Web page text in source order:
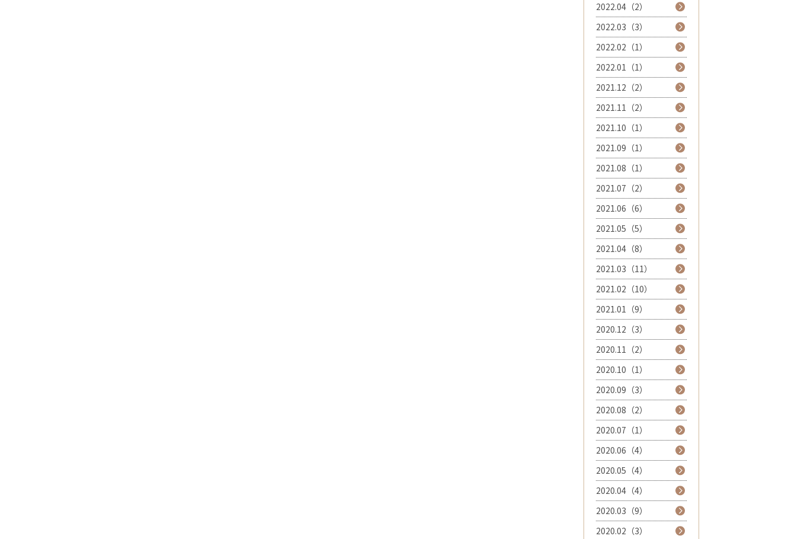
2022.04（2）
2022.03（3）
2022.02（1）
2022.01（1）
2021.12（2）
2021.11（2）
2021.10（1）
2021.09（1）
2021.08（1）
2021.07（2）
2021.06（6）
2021.05（5）
2021.04（8）
2021.03（11）
2021.02（10）
2021.01（9）
2020.12（3）
2020.11（2）
2020.10（1）
2020.09（3）
2020.08（2）
2020.07（1）
2020.06（4）
2020.05（4）
2020.04（4）
2020.03（9）
2020.02（3）